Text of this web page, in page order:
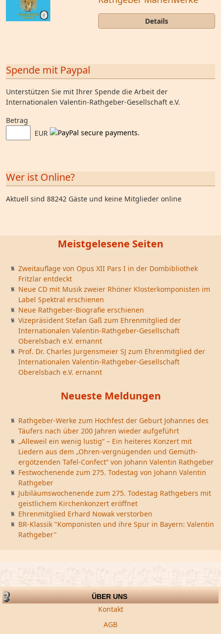
Details
Spende mit Paypal
Unterstützen Sie mit Ihrer Spende die Arbeit der
Internationalen Valentin-Rathgeber-Gesellschaft e.V.
Betrag
EUR
Wer ist Online?
Aktuell sind 88242 Gäste und keine Mitglieder online
Meistgelesene Seiten
Zweitauflage von Opus XII Pars I in der Dombibliothek
Fritzlar entdeckt
Neue CD mit Musik zweier Rhöner Klosterkomponisten im
Label Spektral erschienen
Neue Rathgeber-Biografie erschienen
Vizepräsident Stefan Gaß zum Ehrenmitglied der
Internationalen Valentin-Rathgeber-Gesellschaft
Oberelsbach e.V. ernannt
Prof. Dr. Charles Jurgensmeier SJ zum Ehrenmitglied der
Internationalen Valentin-Rathgeber-Gesellschaft
Oberelsbach e.V. ernannt
Neueste Meldungen
Rathgeber-Werke zum Hochfest der Geburt Johannes des
Täufers nach über 200 Jahren wieder aufgeführt
„Alleweil ein wenig lustig“ – Ein heiteres Konzert mit
Liedern aus dem „Ohren-vergnügenden und Gemüth-
ergötzenden Tafel-Confect“ von Johann Valentin Rathgeber
Festwochenende zum 275. Todestag von Johann Valentin
Rathgeber
Jubiläumswochenende zum 275. Todestag Rathgebers mit
geistlichem Kirchenkonzert eröffnet
Ehrenmitglied Erhard Nowak verstorben
BR-Klassik "Komponisten und ihre Spur in Bayern: Valentin
Rathgeber"
ÜBER UNS
Kontakt
AGB